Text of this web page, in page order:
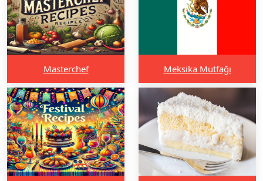
Masterchef Meksika Mutfağı